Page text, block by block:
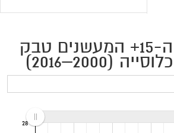
שיעור בני ה-15+ המעשנים טבק
(2000–2016)
28